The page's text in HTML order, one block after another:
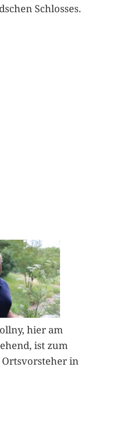
Schlosses.
hier am
ist zum
in